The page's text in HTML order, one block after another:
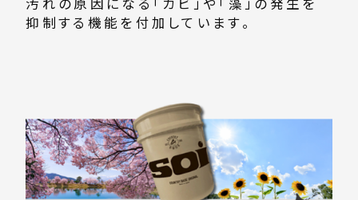
抑制する機能を付加しています。